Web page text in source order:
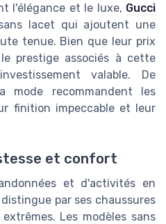
l'élégance et le luxe, Gucci
lacet qui ajoutent une
tenue. Bien que leur prix
prestige associés à cette
valable. De
mode recommandent les
finition impeccable et leur
et confort
et d'activités en
distingue par ses chaussures
Les modèles sans